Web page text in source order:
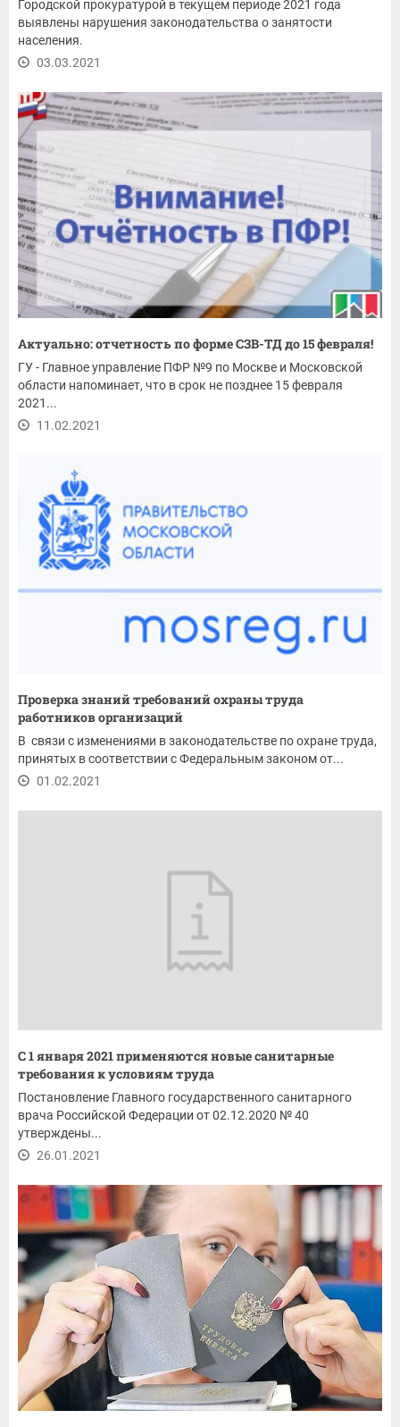
Городской прокуратурой в текущем периоде 2021 года
выявлены нарушения законодательства о занятости
населения.
03.03.2021
Актуально: отчетность по форме СЗВ-ТД до 15 февраля!
ГУ - Главное управление ПФР №9 по Москве и Московской
области напоминает, что в срок не позднее 15 февраля
2021...
11.02.2021
Проверка знаний требований охраны труда
работников организаций
В связи с изменениями в законодательстве по охране труда,
принятых в соответствии с Федеральным законом от...
01.02.2021
С 1 января 2021 применяются новые санитарные
требования к условиям труда
Постановление Главного государственного санитарного
врача Российской Федерации от 02.12.2020 № 40
утверждены...
26.01.2021